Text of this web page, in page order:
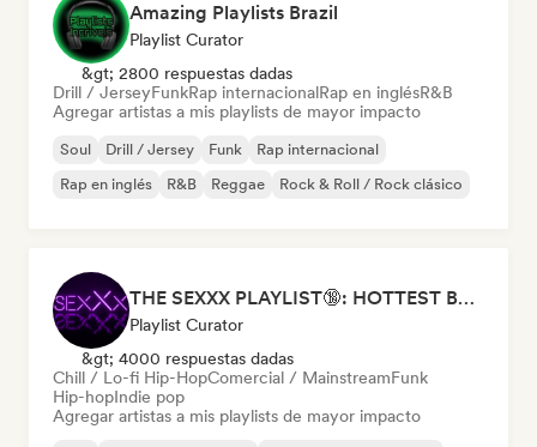
Amazing Playlists Brazil
Playlist Curator
&gt; 2800 respuestas dadas
Drill / JerseyFunkRap internacionalRap en inglésR&B
Agregar artistas a mis playlists de mayor impacto
Soul Drill / Jersey Funk
Rap internacional
Rap en inglés
R&B Reggae Rock & Roll / Rock clásico
THE SEXXX PLAYLIST🔞: HOTTEST BEDROOM SONGS | SEXUAL APPETITE 👅💦
Playlist Curator
&gt; 4000 respuestas dadas
Chill / Lo-fi Hip-HopComercial / MainstreamFunk
Hip-hopIndie pop
Agregar artistas a mis playlists de mayor impacto